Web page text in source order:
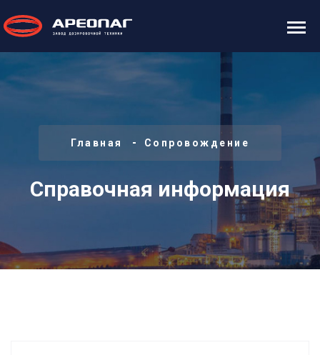
Главная Сопровождение
Справочная информация